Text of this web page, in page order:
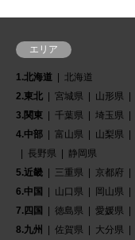
エリア
1.北海道
北海道
2.東北
宮城県 山形県
3.関東
千葉県 埼玉県
4.中部
富山県 山梨県
長野県
静岡県
5.近畿
三重県 京都府
6.中国
山口県 岡山県
7.四国
徳島県 愛媛県
8.九州
佐賀県 大分県